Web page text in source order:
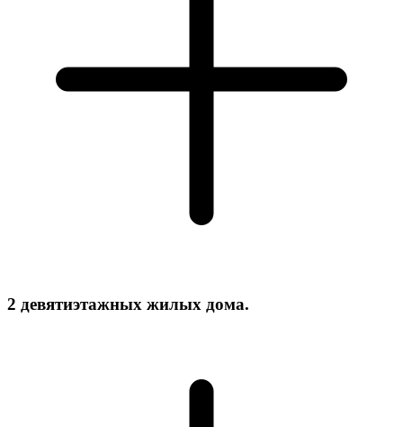
2 девятиэтажных жилых дома.